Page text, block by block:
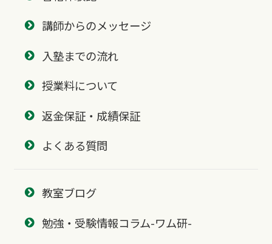
講師からのメッセージ
入塾までの流れ
授業料について
返金保証・成績保証
よくある質問
教室ブログ
勉強・受験情報コラム-ワム研-